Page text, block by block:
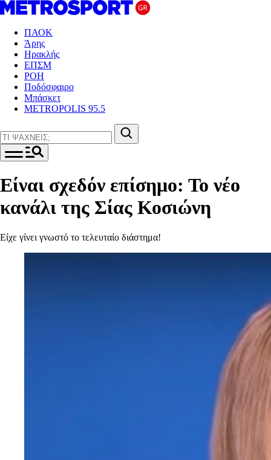
ΠΑΟΚ
Άρης
Ηρακλής
ΕΠΣΜ
ΡΟΗ
Ποδόσφαιρο
Μπάσκετ
METROPOLIS 95.5
Είναι σχεδόν επίσημο: Το νέο
κανάλι της Σίας Κοσιώνη
Είχε γίνει γνωστό το τελευταίο διάστημα!